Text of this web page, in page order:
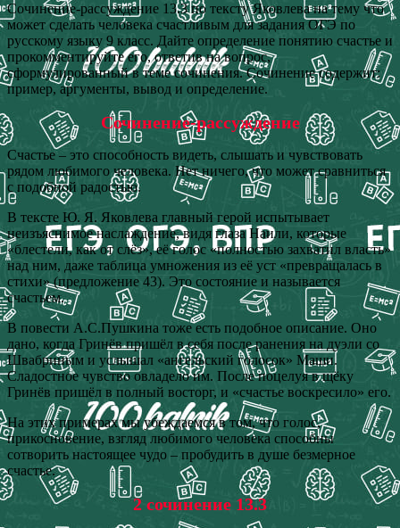
Сочинение-рассуждение 13.3 по тексту Яковлева на тему что
может сделать человека счастливым для задания ОГЭ по
русскому языку 9 класс. Дайте определение понятию счастье и
прокомментируйте его, ответив на вопрос,
сформулированный в теме сочинения. Сочинение содержит:
пример, аргументы, вывод и определение.
Сочинение-рассуждение
Счастье – это способность видеть, слышать и чувствовать
рядом любимого человека. Нет ничего, что может сравниться
с подобной радостью.
В тексте Ю. Я. Яковлева главный герой испытывает
неизъяснимое наслаждение, видя глаза Наили, которые
«блестели, как от слёз», её голос «полностью захватил власть»
над ним, даже таблица умножения из её уст «превращалась в
стихи» (предложение 43). Это состояние и называется
счастьем.
В повести А.С.Пушкина тоже есть подобное описание. Оно
дано, когда Гринёв пришёл в себя после ранения на дуэли со
Швабриным и услышал «ангельский голосок» Маши.
Сладостное чувство овладело им. После поцелуя в щёку
Гринёв пришёл в полный восторг, и «счастье воскресило» его.
На этих примерах мы убеждаемся в том, что голос,
прикосновение, взгляд любимого человека способны
сотворить настоящее чудо – пробудить в душе безмерное
счастье.
2 сочинение 13.3